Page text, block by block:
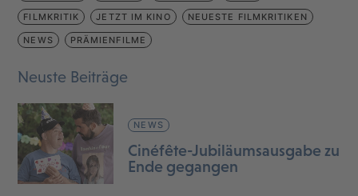
FILMKRITIK JETZT IM KINO NEUESTE FILMKRITIKEN
NEWS PRÄMIENFILME
Neuste Beiträge
NEWS
Cinéfête-Jubiläumsausgabe zu
Ende gegangen